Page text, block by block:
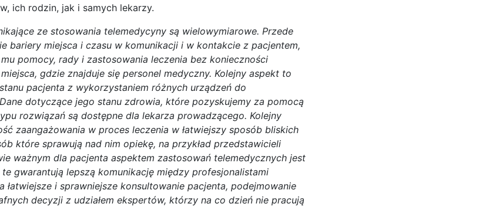
ich rodzin, jak i samych lekarzy.
ze stosowania telemedycyny są wielowymiarowe. Przede
bariery miejsca i czasu w komunikacji i w kontakcie z pacjentem,
pomocy, rady i zastosowania leczenia bez konieczności
gdzie znajduje się personel medyczny. Kolejny aspekt to
pacjenta z wykorzystaniem różnych urządzeń do
dotyczące jego stanu zdrowia, które pozyskujemy za pomocą
rozwiązań są dostępne dla lekarza prowadzącego. Kolejny
zaangażowania w proces leczenia w łatwiejszy sposób bliskich
które sprawują nad nim opiekę, na przykład przedstawicieli
ważnym dla pacjenta aspektem zastosowań telemedycznych jest
gwarantują lepszą komunikację między profesjonalistami
łatwiejsze i sprawniejsze konsultowanie pacjenta, podejmowanie
decyzji z udziałem ekspertów, którzy na co dzień nie pracują